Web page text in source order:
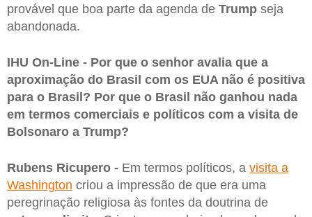
provável que boa parte da agenda de Trump seja
abandonada.
IHU On-Line - Por que o senhor avalia que a
aproximação do Brasil com os EUA não é positiva
para o Brasil? Por que o Brasil não ganhou nada
em termos comerciais e políticos com a visita de
Bolsonaro a Trump?
Rubens Ricupero - Em termos políticos, a visita a
Washington criou a impressão de que era uma
peregrinação religiosa às fontes da doutrina de